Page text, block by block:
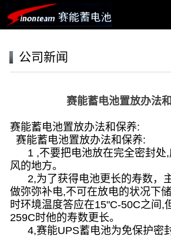
公司新闻
赛能蓄电池置放办法
赛能蓄电池置放办法和保养:
赛能蓄电池置放办法和保养:
1 ,不要把电池放在完全密封处,
风的地方。
2,为了获得电池更长的寿数，
做弥弥补电,不可在放电的状况下
时环境温度答应在15"C-50C之间,
259C时他的寿数更长。
4,赛能UPS蓄电池为免保护密